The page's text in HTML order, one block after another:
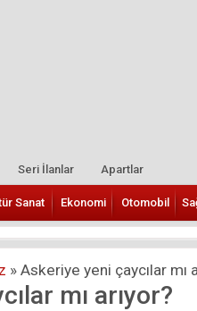
Seri İlanlar Apartlar
Sanat Ekonomi Otomobil
» Askeriye yeni çaycılar mı
mı arıyor?